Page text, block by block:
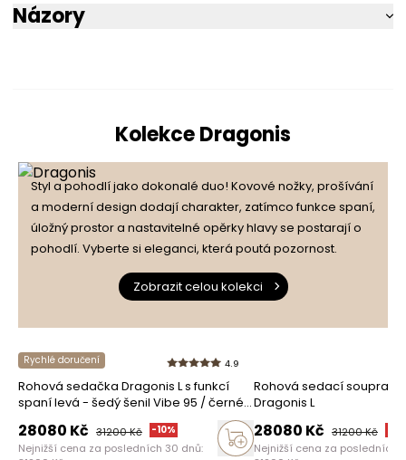
Názory
4.9
14počet recenzí
ze všech dob
Recenze získané a ověřené
uživatelem
4
3 0%
2
1
Jak sbíráme recenze?
Recenze zákazníků
Kolekce Dragonis
Styl a pohodlí jako dokonalé duo! Kovové nožky, prošívání
a moderní design dodají charakter, zatímco funkce spaní,
úložný prostor a nastavitelné opěrky hlavy se postarají o
pohodlí. Vyberte si eleganci, která poutá pozornost.
Zobrazit celou kolekci
Rychlé doručení 4.9
Rohová sedačka Dragonis L s funkcí
spaní levá - šedý šenil Vibe 95 / černé
28080 Kč 31200Kč -10%
Nejnižší cena za posledních 30 dnů:
Rohová sedací
Dragonis L
28080 Kč 31200Kč
Nejnižší cena za posledních